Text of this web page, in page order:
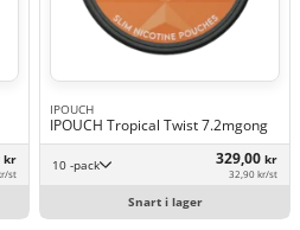
kr
st
IPOUCH
IPOUCH Tropical Twist 7.2mgong
10 -pack 329,00 kr
32,90 kr/st
Snart i lager